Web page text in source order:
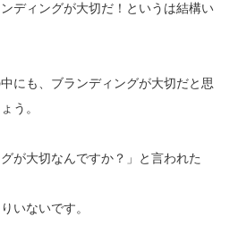
ディングが大切だ！というは結構い
にも、ブランディングが大切だと思
う。
が大切なんですか？」と言われた
いないです。